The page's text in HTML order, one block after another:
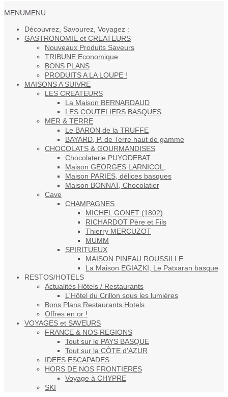
MENUMENU
Découvrez, Savourez, Voyagez :
GASTRONOMIE et CREATEURS
Nouveaux Produits Saveurs
TRIBUNE Economique
BONS PLANS
PRODUITS A LA LOUPE !
MAISONS A SUIVRE
LES CREATEURS
La Maison BERNARDAUD
LES COUTELIERS BASQUES
MER & TERRE
Le BARON de la TRUFFE
BAYARD, P. de Terre haut de gamme
CHOCOLATS & GOURMANDISES
Chocolaterie PUYODEBAT
Maison GEORGES LARNICOL,
Maison PARIES, délices basques
Maison BONNAT, Chocolatier
Cave
CHAMPAGNES
MICHEL GONET (1802)
RICHARDOT Père et Fils
Thierry MERCUZOT
MUMM
SPIRITUEUX
MAISON PINEAU ROUSSILLE
La Maison EGIAZKI, Le Patxaran basque
RESTOS/HOTELS
Actualités Hôtels / Restaurants
L'Hôtel du Crillon sous les lumières
Bons Plans Restaurants Hotels
Offres en or !
VOYAGES et SAVEURS
FRANCE & NOS REGIONS
Tout sur le PAYS BASQUE
Tout sur la CÔTE d'AZUR
IDEES ESCAPADES
HORS DE NOS FRONTIERES
Voyage à CHYPRE
SKI